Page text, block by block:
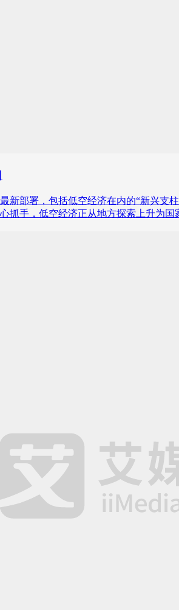
新部署，包括低空经济在内的“新兴支
抓手，低空经济正从地方探索上升为